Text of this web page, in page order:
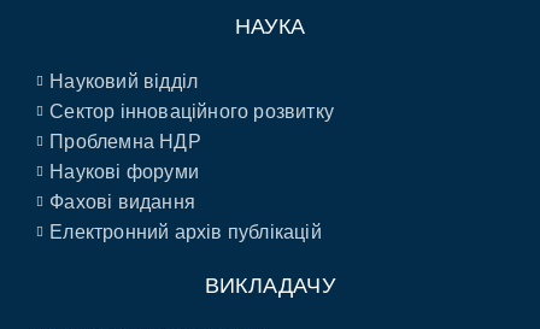
НАУКА
Науковий відділ
Сектор інноваційного розвитку
Проблемна НДР
Наукові форуми
Фахові видання
Електронний архів публікацій
ВИКЛАДАЧУ